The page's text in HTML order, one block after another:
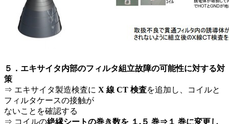
５．エキサイタ内部のフィルタ組立故障の可能性に対する対
策
⇒ エキサイタ製造検査に X 線 CT 検査を追加し、コイルと
フィルタケースの接触が
ないことを確認する
⇒ コイルの絶縁シートの巻き数を １.５ 巻⇒１ 巻に変更し